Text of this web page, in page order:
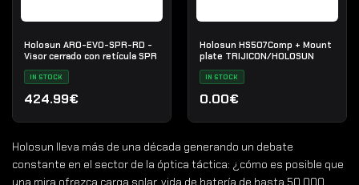
Holosun lleva más de una década generando un debate
constante en el sector de la óptica táctica: ¿cómo es posible que
una mira ofrezca carga solar, vida de batería de hasta 50.000
Holosun ARO-EVO-SPR-RD -
Visor cerrado con retícula SPR
IN STOCK
424.99€
Holosun HS507Comp + Mount
plate TRIJICON/HOLOSUN
IN STOCK
0.00€